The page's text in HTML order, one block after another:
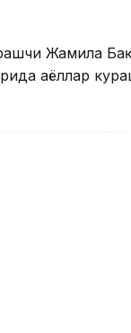
Жамила
аёллар